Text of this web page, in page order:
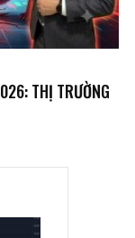
THỊ TRƯỜNG